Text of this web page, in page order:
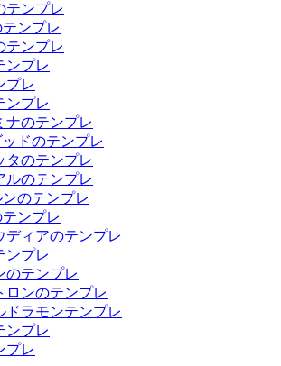
テンプレ
ンプレ
テンプレ
ンプレ
プレ
ンプレ
ナのテンプレ
ドのテンプレ
タのテンプレ
ルのテンプレ
のテンプレ
ンプレ
ディアのテンプレ
ンプレ
のテンプレ
ロンのテンプレ
ドラモンテンプレ
ンプレ
プレ